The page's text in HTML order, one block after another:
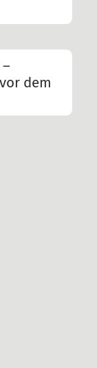
dem